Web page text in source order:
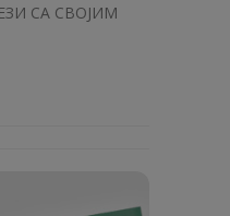
СА СВОЈИМ